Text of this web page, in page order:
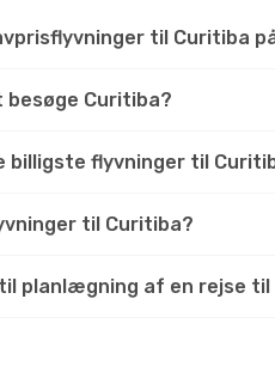
til Curitiba
besøge Curitiba?
billigste flyvninger til
til Curitiba?
planlægning af en rejse til